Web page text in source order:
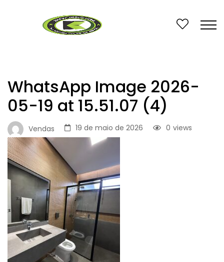
WhatsApp Image 2026-
05-19 at 15.51.07 (4)
Vendas 19 de maio de 2026 views
0